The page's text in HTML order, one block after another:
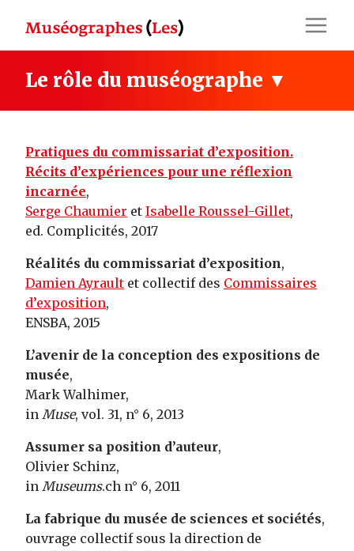
content
Le rôle du muséographe ▼
Pratiques du commissariat d’exposition.
Récits d’expériences pour une réflexion
incarnée,
Serge Chaumier et Isabelle Roussel-Gillet,
ed. Complicités, 2017
Réalités du commissariat d’exposition,
Damien Ayrault et collectif des Commissaires
d’exposition,
ENSBA, 2015
L’avenir de la conception des expositions de
musée,
Mark Walhimer,
in Muse, vol. 31, n° 6, 2013
Assumer sa position d’auteur,
Olivier Schinz,
in Museums.ch n° 6, 2011
La fabrique du musée de sciences et sociétés,
ouvrage collectif sous la direction de